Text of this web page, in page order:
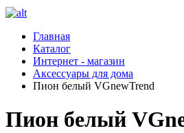
Главная
Каталог
Интернет - магазин
Аксессуары для дома
Пион белый VGnewTrend
Пион белый